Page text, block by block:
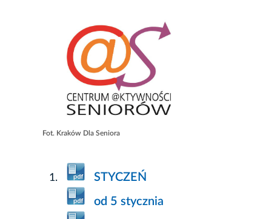
Fot. Kraków Dla Seniora
STYCZEŃ
od 5 stycznia